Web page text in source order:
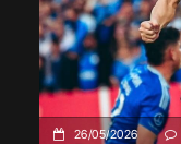
26/05/2026